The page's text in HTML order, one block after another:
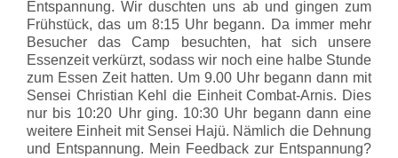
Entspannung. Wir duschten uns ab und gingen zum
Frühstück, das um 8:15 Uhr begann. Da immer mehr
Besucher das Camp besuchten, hat sich unsere
Essenzeit verkürzt, sodass wir noch eine halbe Stunde
zum Essen Zeit hatten. Um 9.00 Uhr begann dann mit
Sensei Christian Kehl die Einheit Combat-Arnis. Dies
nur bis 10:20 Uhr ging. 10:30 Uhr begann dann eine
weitere Einheit mit Sensei Hajü. Nämlich die Dehnung
und Entspannung. Mein Feedback zur Entspannung?